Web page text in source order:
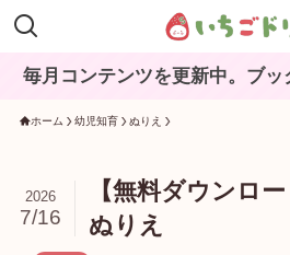
月コンテンツを更新中。ブック
ホーム 幼児知育 ぬりえ
【無料ダウンロ
ぬりえ
2026
7/16